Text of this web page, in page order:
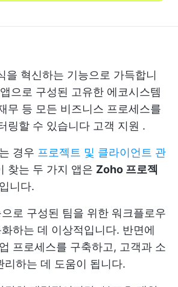
을 혁신하는 기능으로 가득합니
으로 구성된 고유한 에코시스템
무 등 모든 비즈니스 프로세스를
링할 수 있습니다 고객 지원 .
경우 프로젝트 및 클라이언트 관
찾는 두 가지 앱은 Zoho 프로젝
입니다.
로 구성된 팀을 위한 워크플로우
하는 데 이상적입니다. 반면에
프로세스를 구축하고, 고객과 소
리하는 데 도움이 됩니다.